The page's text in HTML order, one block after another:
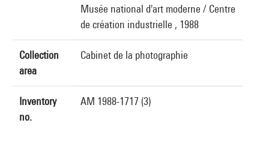
Musée national d'art moderne / Centre
de création industrielle , 1988
Collection
area
Cabinet de la photographie
Inventory
no.
AM 1988-1717 (3)